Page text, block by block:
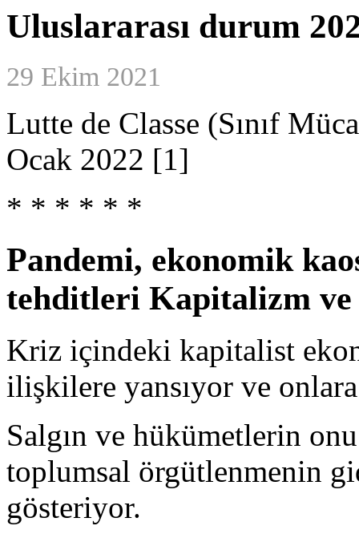
Uluslararası durum
29 Ekim 2021
Lutte de Classe (Sınıf
Ocak 2022 [1]
* * * * * *
Pandemi, ekonomik
tehditleri Kapitalizm ve
Kriz içindeki kapitalist
ilişkilere yansıyor ve
Salgın ve hükümetlerin
toplumsal örgütlenmenin
gösteriyor.